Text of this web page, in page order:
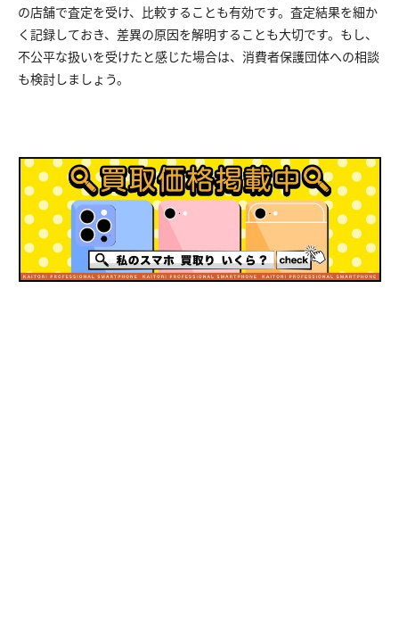
の店舗で査定を受け、比較することも有効です。査定結果を細か
く記録しておき、差異の原因を解明することも大切です。もし、
不公平な扱いを受けたと感じた場合は、消費者保護団体への相談
も検討しましょう。